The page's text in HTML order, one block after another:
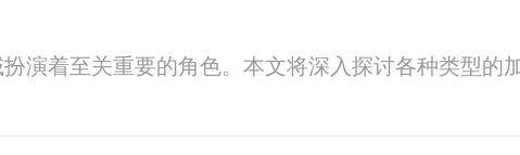
演着至关重要的角色。本文将深入探讨各种类型的